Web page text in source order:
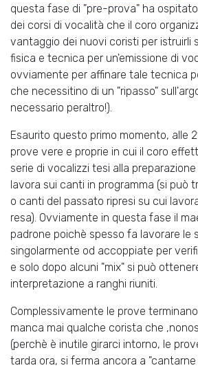
questa fase di "pre-prova" ha
dei corsi di vocalità che il coro
vantaggio dei nuovi coristi per istruirli
fisica e tecnica per un'emissione di
ovviamente per affinare tale tecnica
che necessitino di un "ripasso"
necessario peraltro!).
Esaurito questo primo momento, alle
prove vere e proprie in cui il coro
serie di vocalizzi tesi alla
lavora sui canti in programma (si può
o canti del passato ripresi su cui
resa). Ovviamente in questa fase il
padrone poichè spesso fa lavorare le
singolarmente od accoppiate per
e solo dopo alcuni "mix" si può
interpretazione a ranghi riuniti.
Complessivamente le prove
manca mai qualche corista che
(perchè è inutile girarci intorno, le
tarda ora, si ferma ancora a "cantarne